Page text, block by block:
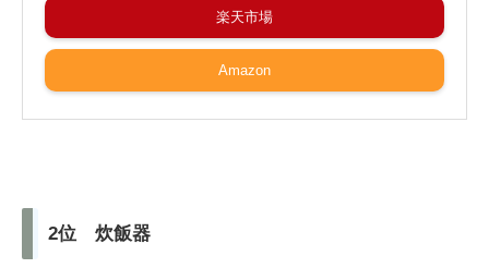
楽天市場
Amazon
2位 炊飯器